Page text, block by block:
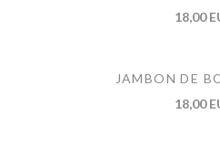
18,00
JAMBON DE
18,00